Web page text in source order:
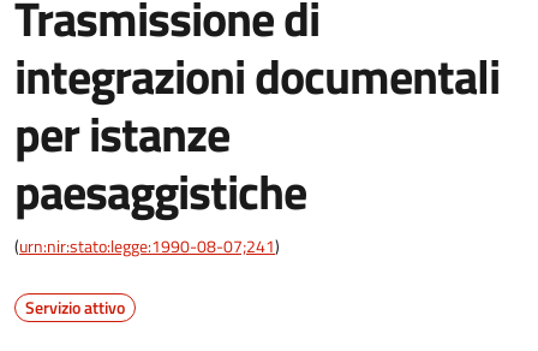
Trasmissione di
integrazioni documentali
per istanze
paesaggistiche
(urn:nir:stato:legge:1990-08-07;241)
Servizio attivo